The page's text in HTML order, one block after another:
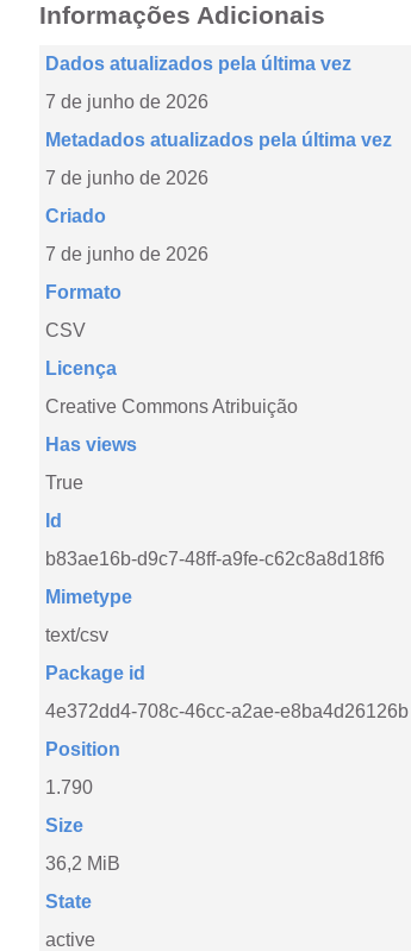
Informações Adicionais
Dados atualizados pela última vez
7 de junho de 2026
Metadados atualizados pela última vez
7 de junho de 2026
Criado
7 de junho de 2026
Formato
CSV
Licença
Creative Commons Atribuição
Has views
True
Id
b83ae16b-d9c7-48ff-a9fe-c62c8a8d18f6
Mimetype
text/csv
Package id
4e372dd4-708c-46cc-a2ae-e8ba4d26126b
Position
1.790
Size
36,2 MiB
State
active